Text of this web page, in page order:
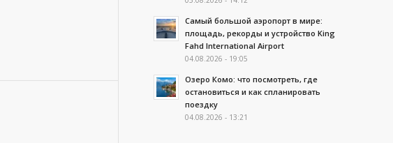
Самый большой аэропорт в мире:
площадь, рекорды и устройство King
Fahd International Airport
04.08.2026 - 19:05
Озеро Комо: что посмотреть, где
остановиться и как спланировать
поездку
04.08.2026 - 13:21